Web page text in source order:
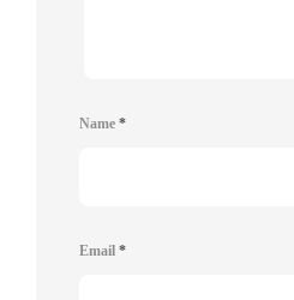
Name *
Email *